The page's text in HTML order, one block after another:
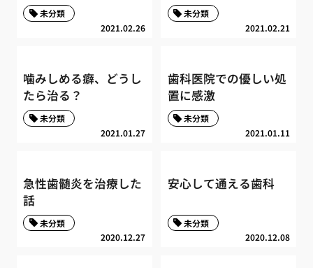
2021.02.26
未分類
2021.02.21
未分類
噛みしめる癖、どうし
たら治る？
2021.01.27
未分類
歯科医院での優しい処
置に感激
2021.01.11
未分類
急性歯髄炎を治療した
話
2020.12.27
未分類
安心して通える歯科
2020.12.08
未分類